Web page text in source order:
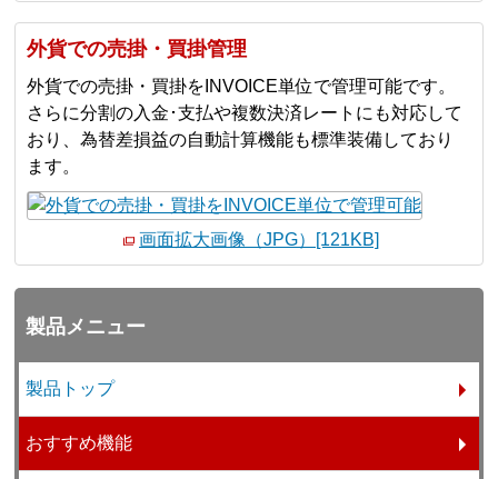
外貨での売掛・買掛管理
外貨での売掛・買掛をINVOICE単位で管理可能です。
さらに分割の入金･支払や複数決済レートにも対応して
おり、為替差損益の自動計算機能も標準装備しており
ます。
画面拡大画像（JPG）[121KB]
製品メニュー
製品トップ
おすすめ機能